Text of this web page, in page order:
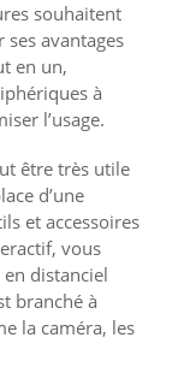
souhaitent
avantages
en un,
à
l’usage.
être très utile
d’une
et accessoires
vous
distanciel
branché à
la caméra, les